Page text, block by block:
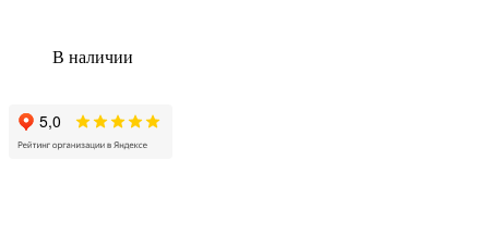
В наличии